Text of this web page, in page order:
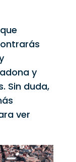
y
Sin duda,
ver